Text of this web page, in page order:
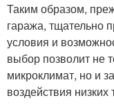
Таким образом,
гаража, тщательно
условия и
выбор позволит не
микроклимат, но и
воздействия низких